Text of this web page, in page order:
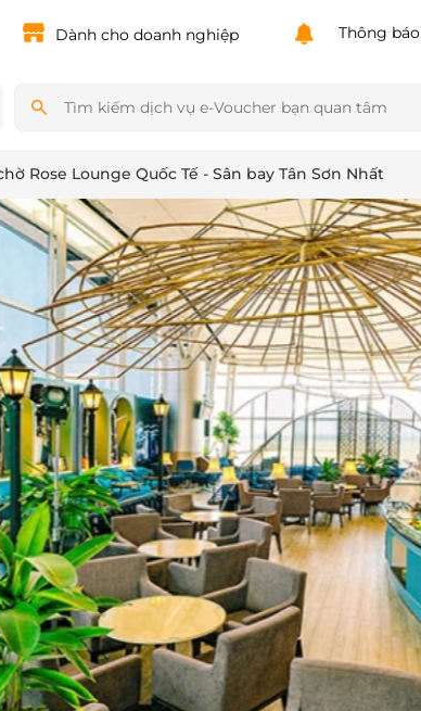
Dành cho doanh nghiệp Thông báo
Rose Lounge Quốc Tế - Sân bay Tân Sơn Nhất